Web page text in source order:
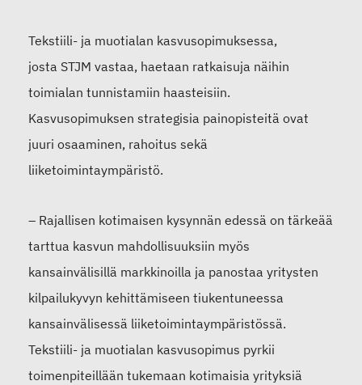
Tekstiili- ja muotialan kasvusopimuksessa,
josta STJM vastaa, haetaan ratkaisuja näihin
toimialan tunnistamiin haasteisiin.
Kasvusopimuksen strategisia painopisteitä ovat
juuri osaaminen, rahoitus sekä
liiketoimintaympäristö.
– Rajallisen kotimaisen kysynnän edessä on tärkeää
tarttua kasvun mahdollisuuksiin myös
kansainvälisillä markkinoilla ja panostaa yritysten
kilpailukyvyn kehittämiseen tiukentuneessa
kansainvälisessä liiketoimintaympäristössä.
Tekstiili- ja muotialan kasvusopimus pyrkii
toimenpiteillään tukemaan kotimaisia yrityksiä